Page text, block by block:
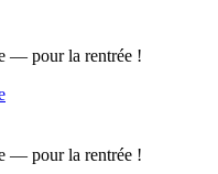
— pour la rentrée !
— pour la rentrée !